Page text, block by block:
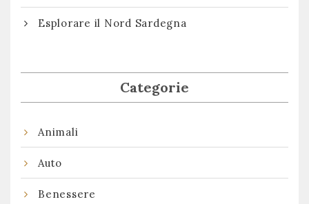
Esplorare il Nord Sardegna
Categorie
Animali
Auto
Benessere